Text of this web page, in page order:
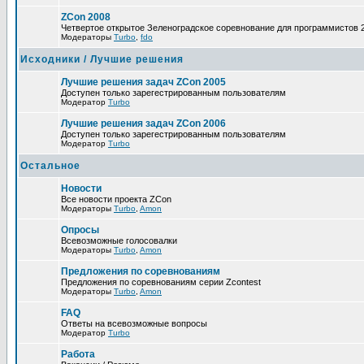
ZCon 2008
Четвертое открытое Зеленоградское соревнование для программистов
Модераторы Turbo fdo
Исходники / Лучшие решения
Лучшие решения задач ZCon 2005
Доступен только зарегестрированным пользователям
Модератор Turbo
Лучшие решения задач ZCon 2006
Доступен только зарегестрированным пользователям
Модератор Turbo
Остальное
Новости
Все новости проекта ZCon
Модераторы Turbo Amon
Опросы
Всевозможные голосовалки
Модераторы Turbo Amon
Предложения по соревнованиям
Предложения по соревнованиям серии Zcontest
Модераторы Turbo Amon
FAQ
Ответы на всевозможные вопросы
Модератор Turbo
Работа